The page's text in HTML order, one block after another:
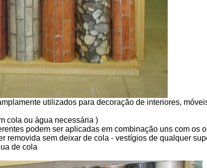
utilizados para decoração de interiores,
cola ou água necessária )
podem ser aplicadas em combinação uns com os
removida sem deixar de cola - vestígios de qualquer
de cola